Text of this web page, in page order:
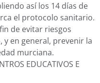
así los 14 días de
el protocolo sanitario.
de evitar riesgos
y en general, prevenir la
murciana.
EDUCATIVOS E